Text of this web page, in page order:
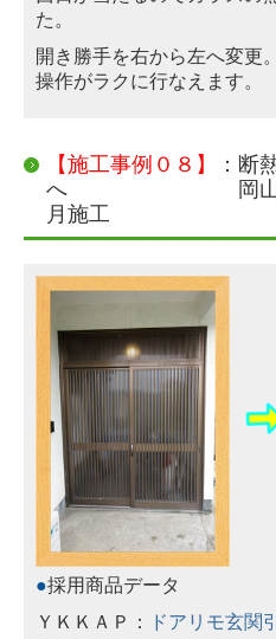
た。
開き勝手を右から左へ変更
操作がラクに行なえます。
【施工事例０８】
：断
へ 岡山市北
月施工
●採用商品データ
ＹＫＫＡＰ：
ドアリモ玄関